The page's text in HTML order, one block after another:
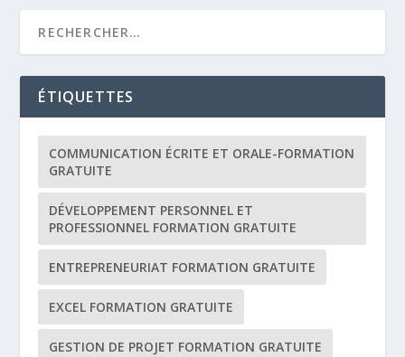
ÉTIQUETTES
COMMUNICATION ÉCRITE ET ORALE-FORMATION
GRATUITE
DÉVELOPPEMENT PERSONNEL ET
PROFESSIONNEL FORMATION GRATUITE
ENTREPRENEURIAT FORMATION GRATUITE
EXCEL FORMATION GRATUITE
GESTION DE PROJET FORMATION GRATUITE